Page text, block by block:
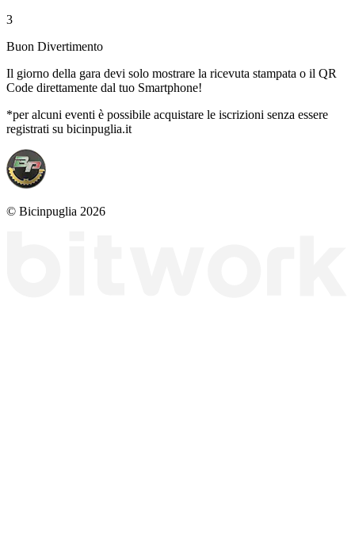
3
Buon Divertimento
Il giorno della gara devi solo mostrare la ricevuta stampata o il QR
Code direttamente dal tuo Smartphone!
*per alcuni eventi è possibile acquistare le iscrizioni senza essere
registrati su bicinpuglia.it
© Bicinpuglia 2026